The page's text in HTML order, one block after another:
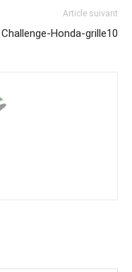
Article suivant
Challenge-Honda-grille10